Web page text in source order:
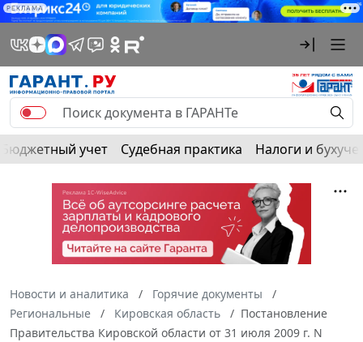
РЕКЛАМА
Бюджетный учет Судебная практика Налоги и
Новости и аналитика
Горячие документы
Региональные
Кировская область
Постановление
Правительства Кировской области от 31 июля 2009 г. N